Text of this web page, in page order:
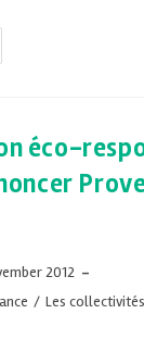
éco-
2012
/ Les collectivités